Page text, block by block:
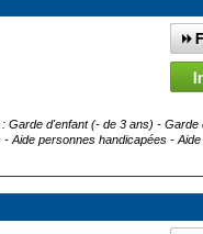
Garde d'enfant (- de 3 ans) - Garde
Aide personnes handicapées - Aide